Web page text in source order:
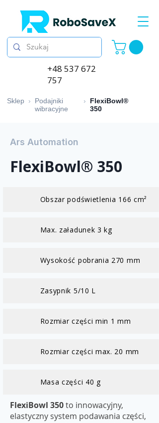
+48 537 672
757
Sklep ›
Podajniki
wibracyjne
›
FlexiBowl®
350
Ars Automation
FlexiBowl® 350
Obszar podświetlenia 166 cm²
Max. załadunek 3 kg
Wysokość pobrania 270 mm
Zasypnik 5/10 L
Rozmiar części min 1 mm
Rozmiar części max. 20 mm
Masa części 40 g
FlexiBowl 350to innowacyjny,
elastyczny system podawania części,